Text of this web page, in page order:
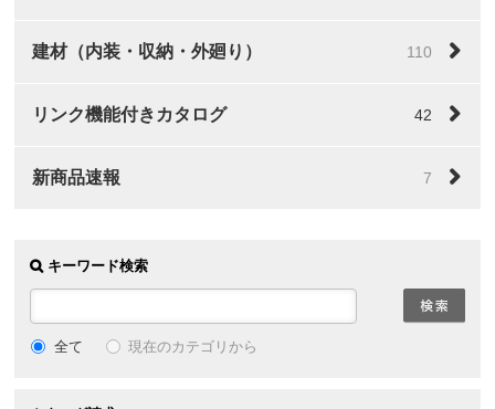
建材（内装・収納・外廻り） 110
リンク機能付きカタログ 42
新商品速報 7
キーワード検索
全て 現在のカテゴリから